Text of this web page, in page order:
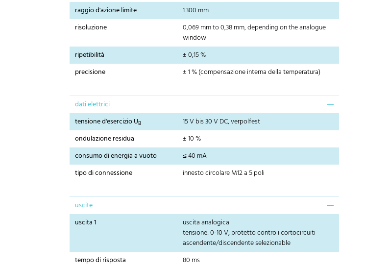
raggio d'azione limite
1.300 mm
risoluzione
0,069 mm to 0,38 mm, depending on the analogue
window
ripetibilità
± 0,15 %
precisione
± 1 % (compensazione interna della temperatura)
dati elettrici
tensione d'esercizio UB
15 V bis 30 V DC, verpolfest
ondulazione residua
± 10 %
consumo di energia a vuoto
≤ 40 mA
tipo di connessione
innesto circolare M12 a 5 poli
uscite
uscita 1
uscita analogica
tensione: 0-10 V, protetto contro i cortocircuiti
ascendente/discendente selezionable
tempo di risposta
80 ms